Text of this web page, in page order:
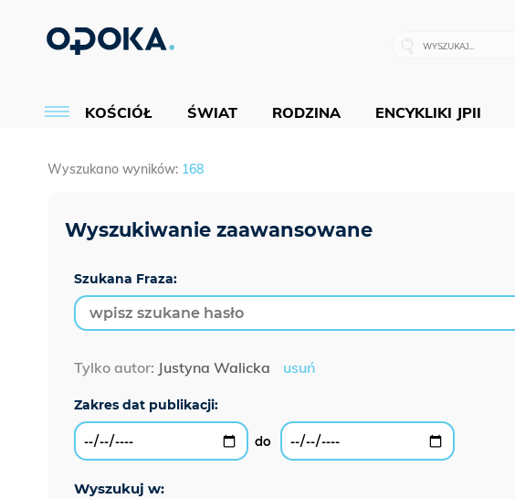
KOŚCIÓŁ ŚWIAT RODZINA ENCYKLIKI JPII
Wyszukano wyników: 168
Szukana Fraza:
Tylko autor: Justyna Walicka usuń
wyszukuj w: